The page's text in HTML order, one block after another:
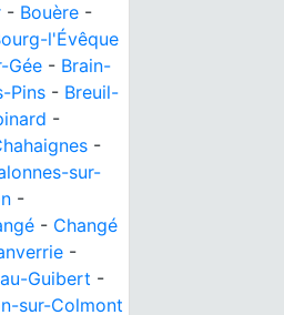
- Bouère -
l'Évêque
Gée - Brain-
Pins - Breuil-
-
-
sur-
-
- Changé
-
Guibert -
sur-Colmont